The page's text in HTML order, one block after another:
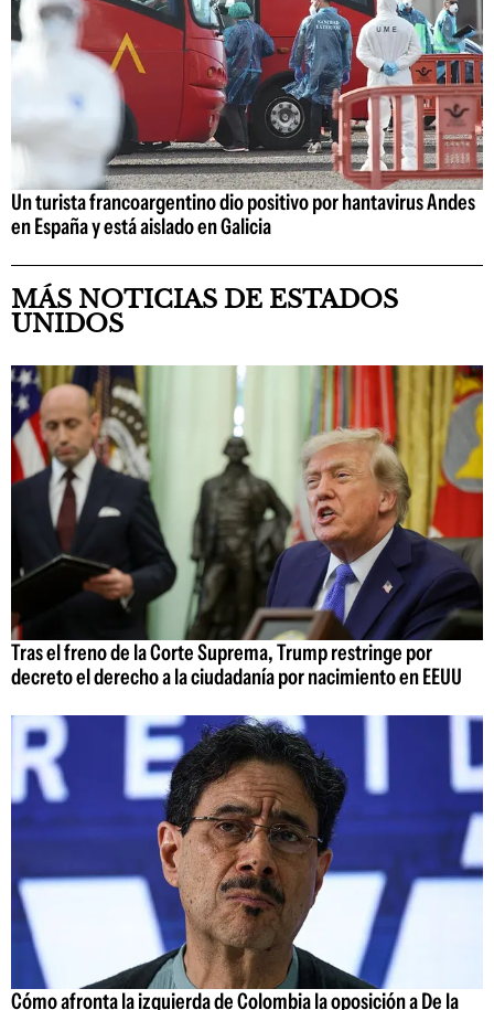
Un turista francoargentino dio positivo por hantavirus Andes
en España y está aislado en Galicia
MÁS NOTICIAS DE ESTADOS
UNIDOS
Tras el freno de la Corte Suprema, Trump restringe por
decreto el derecho a la ciudadanía por nacimiento en EEUU
Cómo afronta la izquierda de Colombia la oposición a De la